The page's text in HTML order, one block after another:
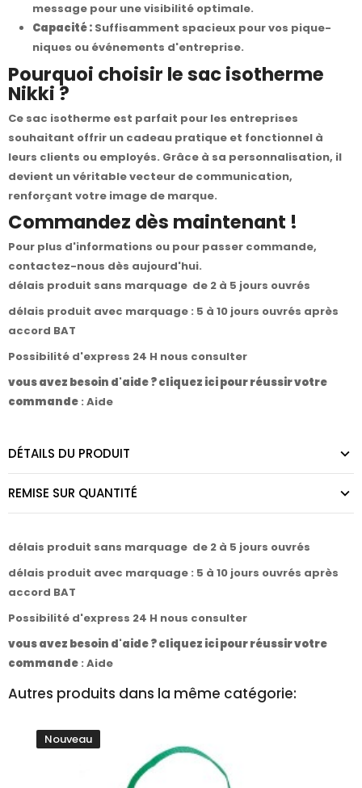
message pour une visibilité optimale.
Capacité : Suffisamment spacieux pour vos pique-
niques ou événements d'entreprise.
Pourquoi choisir le sac isotherme
Nikki ?
Ce sac isotherme est parfait pour les entreprises
souhaitant offrir un cadeau pratique et fonctionnel à
leurs clients ou employés. Grâce à sa personnalisation, il
devient un véritable vecteur de communication,
renforçant votre image de marque.
Commandez dès maintenant !
Pour plus d'informations ou pour passer commande,
contactez-nous dès aujourd'hui.
délais produit sans marquage de 2 à 5 jours ouvrés
délais produit avec marquage : 5 à 10 jours ouvrés après
accord BAT
Possibilité d'express 24 H nous consulter
vous avez besoin d'aide ? cliquez ici pour réussir votre
commande : Aide
DÉTAILS DU PRODUIT
REMISE SUR QUANTITÉ
délais produit sans marquage de 2 à 5 jours ouvrés
délais produit avec marquage : 5 à 10 jours ouvrés après
accord BAT
Possibilité d'express 24 H nous consulter
vous avez besoin d'aide ? cliquez ici pour réussir votre
commande : Aide
Autres produits dans la même catégorie:
Nouveau